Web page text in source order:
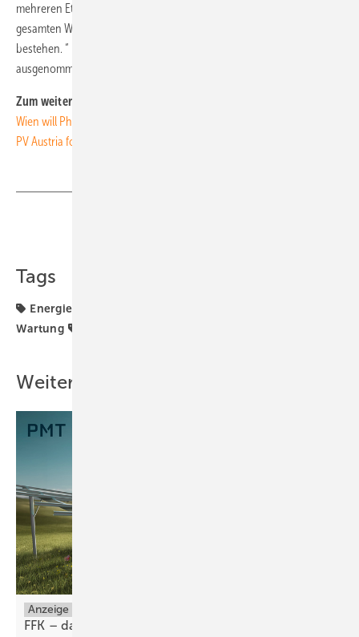
mehreren Etappen die weiteren Bezirke. Bis Mitte 2020 sollen dann im
gesamten Wiener Stadtgebiet zahlreiche Klimaschutzgebiete
bestehen. “ Bestandsgebäude sind von der Neuregelung
ausgenommen. (su)
Zum weiterlesen:
Wien will Photovoltaikausbau vorantreiben
PV Austria fordert Zubauverpflichtung in Österreich
Tags
Energiewende
Wartung
Weitere Inhalte
Anzeige
FFK – das ist echte FreiFlächenKultur von